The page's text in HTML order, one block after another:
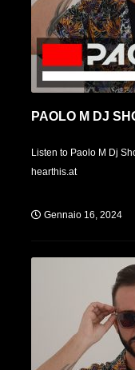
PAOLO M DJ
Listen to Paolo M Dj
hearthis.at
Gennaio 16, 2024